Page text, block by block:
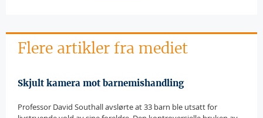
Flere artikler fra mediet
Skjult kamera mot barnemishandling
Professor David Southall avslørte at 33 barn ble utsatt for